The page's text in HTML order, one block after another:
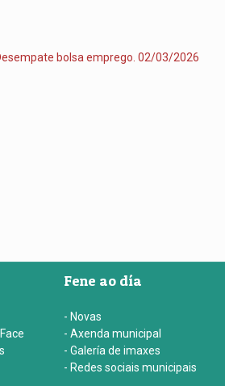
bolsa emprego. 02/03/2026
Fene ao día
- Novas
- Axenda municipal
- Galería de imaxes
- Redes sociais municipais